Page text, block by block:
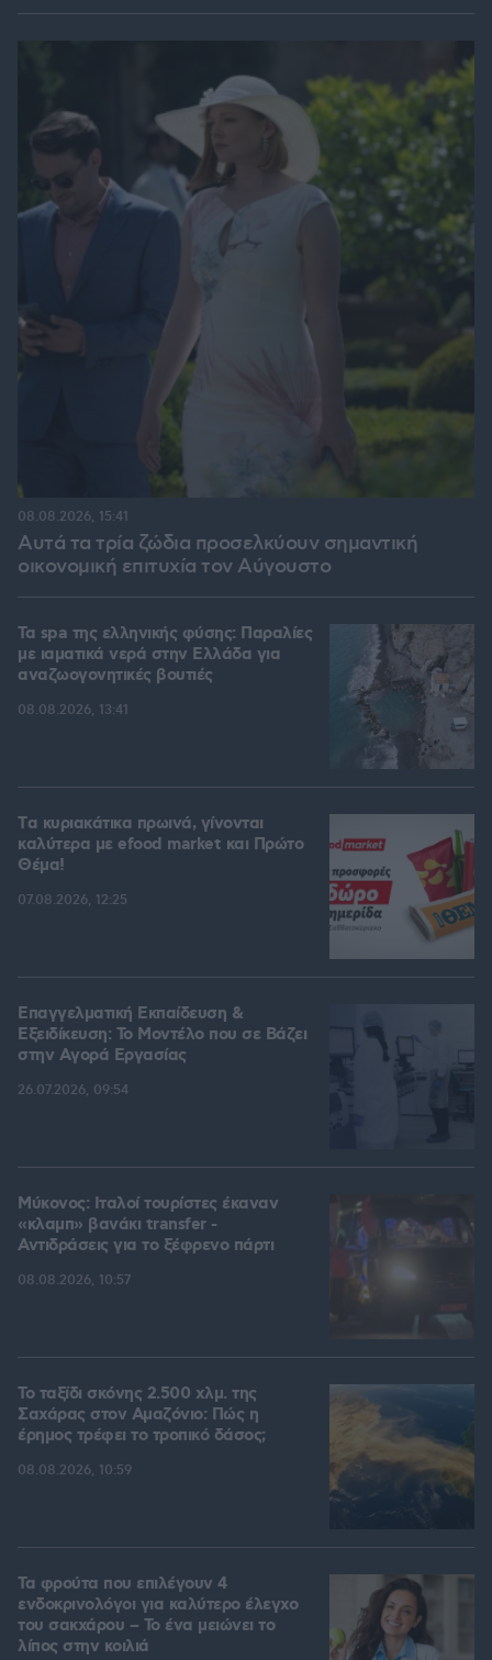
Αυτά τα τρία ζώδια προσελκύουν σημαντική
οικονομική επιτυχία τον Αύγουστο
08.08.2026, 15:41
Τα spa της ελληνικής φύσης: Παραλίες
με ιαματικά νερά στην Ελλάδα για
αναζωογονητικές βουτιές
08.08.2026, 13:41
Tα κυριακάτικα πρωινά, γίνονται
καλύτερα με efood market και Πρώτο
Θέμα!
07.08.2026, 12:25
Επαγγελματική Εκπαίδευση &
Εξειδίκευση: Το Mοντέλο που σε Bάζει
στην Aγορά Eργασίας
26.07.2026, 09:54
Μύκονος: Ιταλοί τουρίστες έκαναν
«κλαμπ» βανάκι transfer -
Αντιδράσεις για το ξέφρενο πάρτι
08.08.2026, 10:57
Το ταξίδι σκόνης 2.500 χλμ. της
Σαχάρας στον Αμαζόνιο: Πώς η
έρημος τρέφει το τροπικό δάσος;
08.08.2026, 10:59
Τα φρούτα που επιλέγουν 4
ενδοκρινολόγοι για καλύτερο έλεγχο
του σακχάρου – Το ένα μειώνει το
λίπος στην κοιλιά